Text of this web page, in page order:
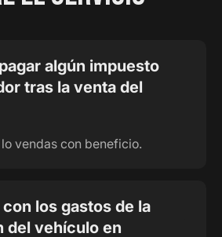
algún impuesto
tras la venta del
vendas con beneficio.
los gastos de la
del vehículo en